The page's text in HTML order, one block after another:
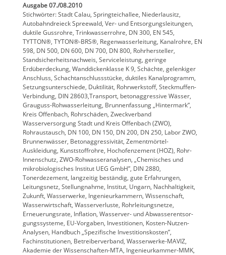
Ausgabe 07./08.2010
Stichwörter: Stadt Calau, Springteichallee, Niederlausitz,
Autobahndreieck Spreewald, Ver- und Entsorgungsleitungen,
duktile Gussrohre, Trinkwasserrohre, DN 300, EN 545,
TYTTON®, TYTON®-BRS®, Regenwasserleitung, Kanalrohre, EN
598, DN 500, DN 600, DN 700, DN 800, Rohrhersteller,
Standsicherheitsnachweis, Serviceleistung, geringe
Erdüberdeckung, Wanddickenklasse K 9, Schächte, gelenkiger
Anschluss, Schachtanschlussstücke, duktiles Kanalprogramm,
Setzungsunterschiede, Duktilität, Rohrwerkstoff, Steckmuffen-
Verbindung, DIN 28603,Transport, betonaggressive Wässer,
Grauguss-Rohwasserleitung, Brunnenfassung „Hintermark”,
Kreis Offenbach, Rohrschäden, Zweckverband
Wasserversorgung Stadt und Kreis Offenbach (ZWO),
Rohraustausch, DN 100, DN 150, DN 200, DN 250, Labor ZWO,
Brunnenwässer, Betonaggressivität, Zementmörtel-
Auskleidung, Kunststoffrohre, Hochofenzement (HOZ), Rohr-
Innenschutz, ZWO-Rohwasseranalysen, „Chemisches und
mikrobiologisches Institut UEG GmbH”, DIN 2880,
Tonerdezement, langzeitig beständig, gute Erfahrungen,
Leitungsnetz, Stellungnahme, Institut, Ungarn, Nachhaltigkeit,
Zukunft, Wasserwerke, Ingenieurkammern, Wissenschaft,
Wasserwirtschaft, Wasserverluste, Rohrleitungsnetze,
Erneuerungsrate, Inflation, Wasserver- und Abwasserentsor-
gungssysteme, EU-Vorgaben, Investitionen, Kosten-Nutzen-
Analysen, Handbuch „Spezifische Investitionskosten”,
Fachinstitutionen, Betreiberverband, Wasserwerke-MAVIZ,
Akademie der Wissenschaften-MTA, Ingenieurkammer-MMK,